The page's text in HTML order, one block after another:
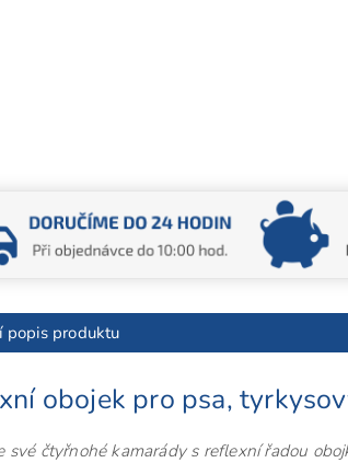
popis produktu
obojek pro psa,
své čtyřnohé kamarády s reflexní řadou